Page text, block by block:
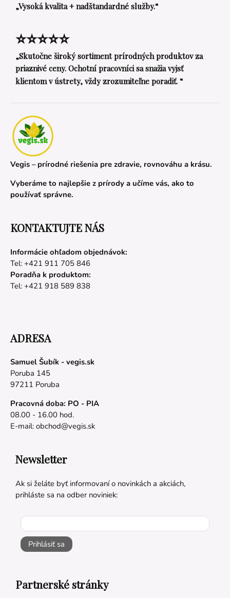
„Vysoká kvalita + nadštandardné služby.“
⭐⭐⭐⭐⭐
„Skutočne široký sortiment prírodných produktov za
priaznivé ceny. Ochotní pracovníci sa snažia vyjsť
klientom v ústrety, vždy zrozumiteľne poradiť. “
Vegis – prírodné riešenia pre zdravie, rovnováhu a krásu.
Vyberáme to najlepšie z prírody a učíme vás, ako to
používať správne.
KONTAKTUJTE NÁS
Informácie ohľadom objednávok:
Tel: +421 911 705 846
Poradňa k produktom:
Tel: +421 918 589 838
ADRESA
Samuel Šubík - vegis.sk
Poruba 145
97211 Poruba
Pracovná doba: PO - PIA
08.00 - 16.00 hod.
E-mail: obchod@vegis.sk
Newsletter
Ak si želáte byť informovaní o novinkách a akciách,
prihláste sa na odber noviniek:
Prihlásiť sa
Partnerské stránky